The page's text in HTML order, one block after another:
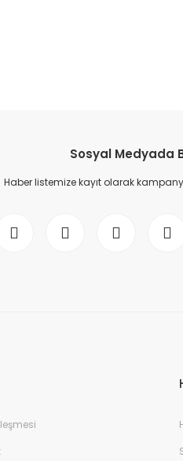
Sosyal Medyada
Haber listemize kayıt olarak